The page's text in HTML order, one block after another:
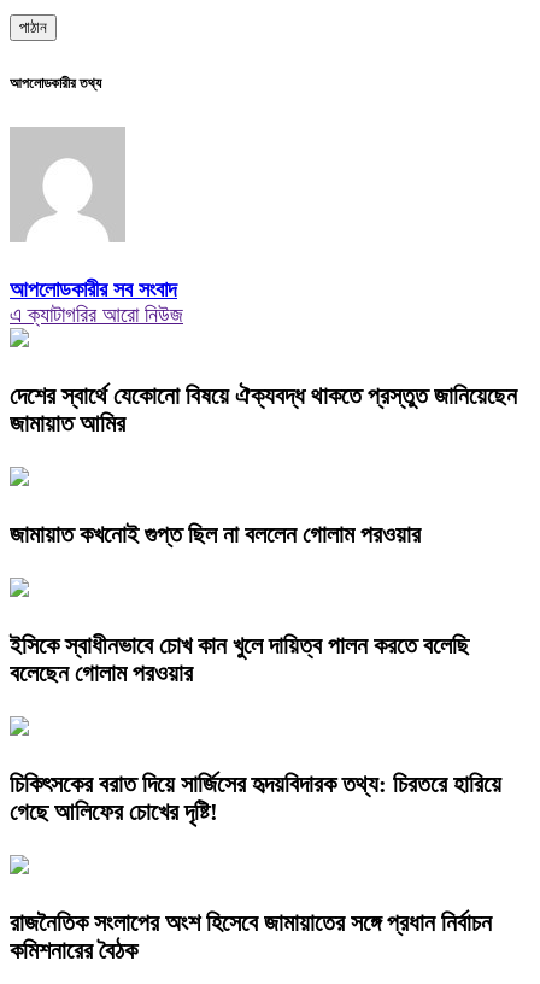
আপলোডকারীর তথ্য
আপলোডকারীর সব সংবাদ
এ ক্যাটাগরির আরো নিউজ
দেশের স্বার্থে যেকোনো বিষয়ে ঐক্যবদ্ধ থাকতে প্রস্তুত জানিয়েছেন
জামায়াত আমির
জামায়াত কখনোই গুপ্ত ছিল না বললেন গোলাম পরওয়ার
ইসিকে স্বাধীনভাবে চোখ কান খুলে দায়িত্ব পালন করতে বলেছি
বলেছেন গোলাম পরওয়ার
চিকিৎসকের বরাত দিয়ে সার্জিসের হৃদয়বিদারক তথ্য: চিরতরে হারিয়ে
গেছে আলিফের চোখের দৃষ্টি!
রাজনৈতিক সংলাপের অংশ হিসেবে জামায়াতের সঙ্গে প্রধান নির্বাচন
কমিশনারের বৈঠক